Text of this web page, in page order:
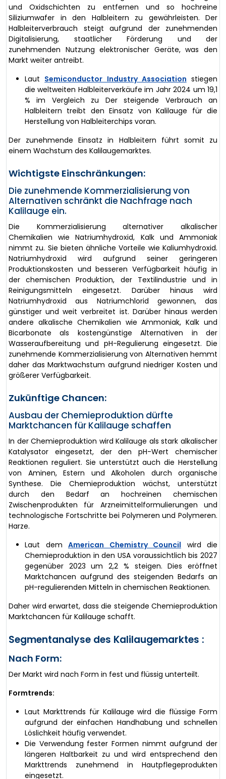
und Oxidschichten zu entfernen und so hochreine
Siliziumwafer in den Halbleitern zu gewährleisten. Der
Halbleiterverbrauch steigt aufgrund der zunehmenden
Digitalisierung, staatlicher Förderung und der
zunehmenden Nutzung elektronischer Geräte, was den
Markt weiter antreibt.
Laut Semiconductor Industry Association stiegen
die weltweiten Halbleiterverkäufe im Jahr 2024 um 19,1
% im Vergleich zu Der steigende Verbrauch an
Halbleitern treibt den Einsatz von Kalilauge für die
Herstellung von Halbleiterchips voran.
Der zunehmende Einsatz in Halbleitern führt somit zu
einem Wachstum des Kalilaugemarktes.
Wichtigste Einschränkungen:
Die zunehmende Kommerzialisierung von
Alternativen schränkt die Nachfrage nach
Kalilauge ein.
Die Kommerzialisierung alternativer alkalischer
Chemikalien wie Natriumhydroxid, Kalk und Ammoniak
nimmt zu. Sie bieten ähnliche Vorteile wie Kaliumhydroxid.
Natriumhydroxid wird aufgrund seiner geringeren
Produktionskosten und besseren Verfügbarkeit häufig in
der chemischen Produktion, der Textilindustrie und in
Reinigungsmitteln eingesetzt. Darüber hinaus wird
Natriumhydroxid aus Natriumchlorid gewonnen, das
günstiger und weit verbreitet ist. Darüber hinaus werden
andere alkalische Chemikalien wie Ammoniak, Kalk und
Bicarbonate als kostengünstige Alternativen in der
Wasseraufbereitung und pH-Regulierung eingesetzt. Die
zunehmende Kommerzialisierung von Alternativen hemmt
daher das Marktwachstum aufgrund niedriger Kosten und
größerer Verfügbarkeit.
Zukünftige Chancen:
Ausbau der Chemieproduktion dürfte
Marktchancen für Kalilauge schaffen
In der Chemieproduktion wird Kalilauge als stark alkalischer
Katalysator eingesetzt, der den pH-Wert chemischer
Reaktionen reguliert. Sie unterstützt auch die Herstellung
von Aminen, Estern und Alkoholen durch organische
Synthese. Die Chemieproduktion wächst, unterstützt
durch den Bedarf an hochreinen chemischen
Zwischenprodukten für Arzneimittelformulierungen und
technologische Fortschritte bei Polymeren und Polymeren.
Harze.
Laut dem American Chemistry Council wird die
Chemieproduktion in den USA voraussichtlich bis 2027
gegenüber 2023 um 2,2 % steigen. Dies eröffnet
Marktchancen aufgrund des steigenden Bedarfs an
pH-regulierenden Mitteln in chemischen Reaktionen.
Daher wird erwartet, dass die steigende Chemieproduktion
Marktchancen für Kalilauge schafft.
Segmentanalyse des Kalilaugemarktes :
Nach Form:
Der Markt wird nach Form in fest und flüssig unterteilt.
Formtrends:
Laut Markttrends für Kalilauge wird die flüssige Form
aufgrund der einfachen Handhabung und schnellen
Löslichkeit häufig verwendet.
Die Verwendung fester Formen nimmt aufgrund der
längeren Haltbarkeit zu und wird entsprechend den
Markttrends zunehmend in Hautpflegeprodukten
eingesetzt.